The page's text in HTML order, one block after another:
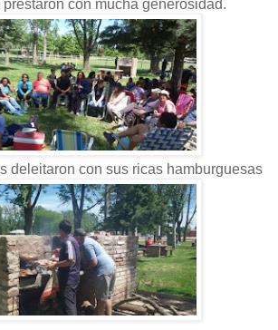
con mucha generosidad.
deleitaron con sus ricas hamburguesas